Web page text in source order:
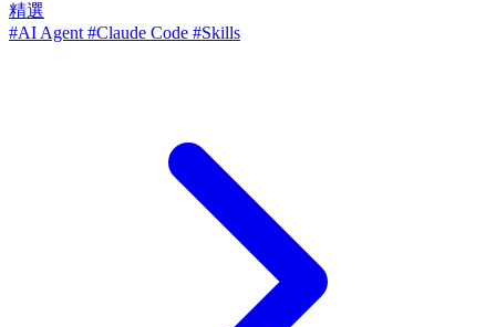
精選
#AI Agent #Claude Code #Skills